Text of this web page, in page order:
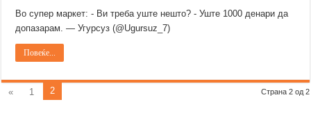
Во супер маркет: - Ви треба уште нешто? - Уште 1000 денари да
допазарам. — Угурсуз (@Ugursuz_7)
Повеќе...
Страна 2 од 2
« 1 2